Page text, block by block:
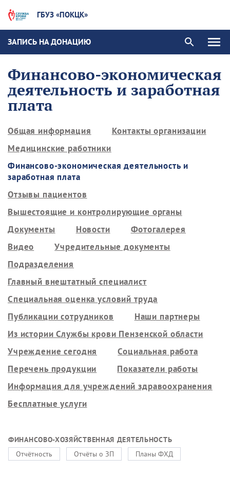
ГБУЗ «ПОКЦК»
ЗАПИСЬ НА ДОНАЦИЮ
Финансово-экономическая
деятельность и заработная
плата
Общая информация
Контакты организации
Медицинские работники
Финансово-экономическая деятельность и
заработная плата
Отзывы пациентов
Вышестоящие и контролирующие органы
Документы
Новости
Фотогалерея
Видео
Учредительные документы
Подразделения
Главный внештатный специалист
Специальная оценка условий труда
Публикации сотрудников
Наши партнеры
Из истории Службы крови Пензенской области
Учреждение сегодня
Социальная работа
Перечень продукции
Показатели работы
Информация для учреждений здравоохранения
Бесплатные услуги
ФИНАНСОВО-ХОЗЯЙСТВЕННАЯ ДЕЯТЕЛЬНОСТЬ
Отчётность
Отчёты о ЗП Планы ФХД